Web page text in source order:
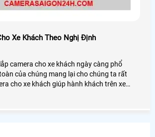
Xe Khách Theo Nghị Định
camera cho xe khách ngày càng phổ
của chúng mang lại cho chúng ta rất
cho xe khách giúp hành khách trên xe